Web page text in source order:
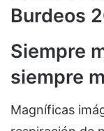
Burdeos
Siempre
siempre
Magníficas